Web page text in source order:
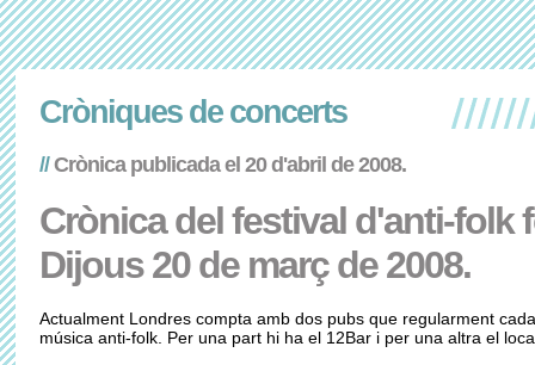
Cròniques de concerts
//Crònica publicada el 20 d'abril de 2008.
Crònica del festival d'anti-folk
Dijous 20 de març de 2008.
Actualment Londres compta amb dos pubs que regularment
música anti-folk. Per una part hi ha el 12Bar i per una altra el